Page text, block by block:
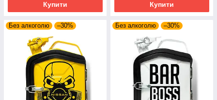
Купити Купити
Без алкоголю –30% Без алкоголю –30%